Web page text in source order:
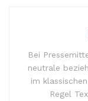
Bei
neutrale
im
Regel